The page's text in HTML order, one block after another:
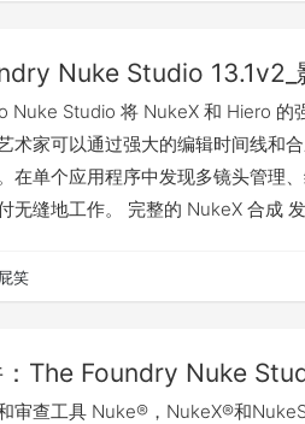
Nuke Studio 将 NukeX 和 Hiero 的
术家可以通过强大的编辑时间线和
在单个应用程序中发现多镜头管理
无缝地工作。 完整的 NukeX 合成
杂的场景。 更好地控制你的镜头 借
以轻松生成和分发 Nuke 脚本…
笑
审查工具 Nuke®，NukeX®和